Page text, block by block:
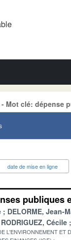
Mot clé: dépense
date de mise en ligne
publiques
DELORME, Jean-
RODRIGUEZ, Cécile
L'ENVIRONNEMENT ET